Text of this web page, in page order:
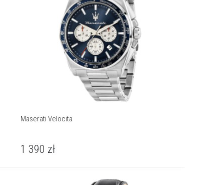
Maserati Velocita
1 390 zł